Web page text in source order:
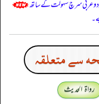
اردو عربی سرچ سہولت کے ساتھ
سے متعلقہ
رواۃ الحدیث